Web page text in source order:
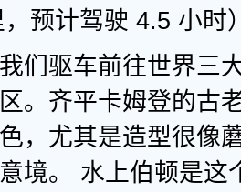
预计驾驶 4.5 小时
们驱车前往世界
。齐平卡姆登的古
，尤其是造型很像
境。 水上伯顿是这